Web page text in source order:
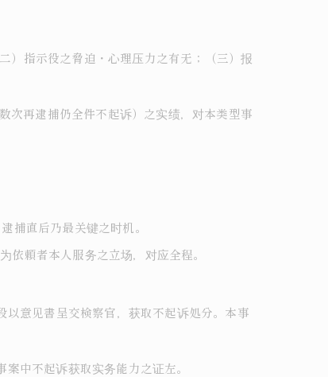
）指示役之脅迫・心理压力之有无；（三）报
次再逮捕仍全件不起诉）之实绩，对本类型事
捕直后乃最关键之时机。
頼者本人服务之立场，对应全程。
以意见書呈交検察官，获取不起诉処分。本事
中不起诉获取实务能力之证左。